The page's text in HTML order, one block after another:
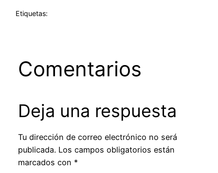
Etiquetas:
Comentarios
Deja una respuesta
Tu dirección de correo electrónico no será
publicada. Los campos obligatorios están
marcados con *